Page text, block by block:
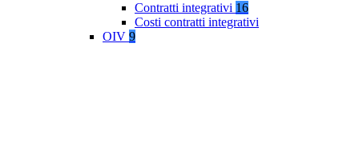
Contratti integrativi 16
Costi contratti integrativi
OIV 9